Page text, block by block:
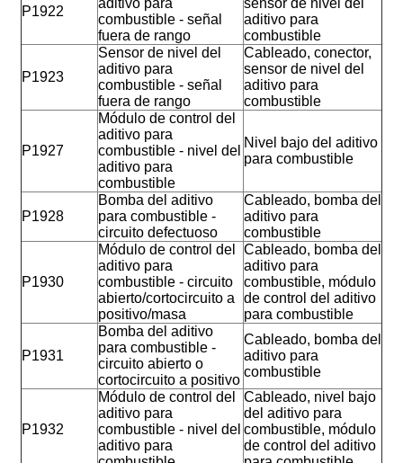
P1922
aditivo para
combustible - señal
fuera de rango
sensor de nivel del
aditivo para
combustible
P1923
Sensor de nivel del
aditivo para
combustible - señal
fuera de rango
Cableado, conector,
sensor de nivel del
aditivo para
combustible
P1927
Módulo de control del
aditivo para
combustible - nivel del
aditivo para
combustible
Nivel bajo del aditivo
para combustible
P1928
Bomba del aditivo
para combustible -
circuito defectuoso
Cableado, bomba del
aditivo para
combustible
P1930
Módulo de control del
aditivo para
combustible - circuito
abierto/cortocircuito a
positivo/masa
Cableado, bomba del
aditivo para
combustible, módulo
de control del aditivo
para combustible
P1931
Bomba del aditivo
para combustible -
circuito abierto o
cortocircuito a positivo
Cableado, bomba del
aditivo para
combustible
P1932
Módulo de control del
aditivo para
combustible - nivel del
aditivo para
Cableado, nivel bajo
del aditivo para
combustible, módulo
de control del aditivo